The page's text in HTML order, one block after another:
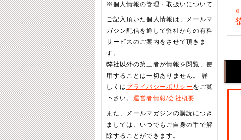
※個人情報の管理・取扱いについて
ご記入頂いた個人情報は、メールマ
ガジン配信を通して弊社からの有料
サービスのご案内をさせて頂きま
す。
弊社以外の第三者が情報を閲覧、使
用することは一切ありません。 詳
しくは プライバシーポリシー をご覧
下さい。 運営者情報/会社概要
また、メールマガジンの購読につき
ましては、いつでもご自身の手で解
除することができます。